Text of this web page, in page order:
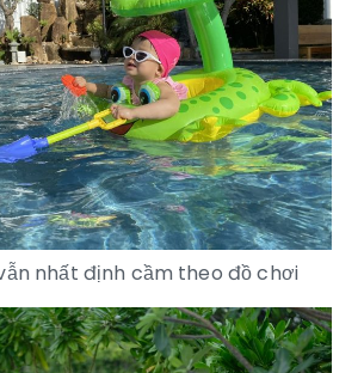
nhất định cầm theo đồ chơi